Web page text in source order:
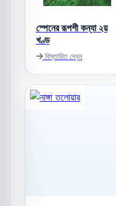
স্পেনের রূপশী কন্যা ২য়
খণ্ড
বিস্তারিত দেখুন